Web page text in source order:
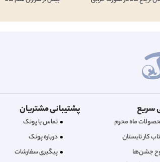
سریع
ماه محرم
کار تابستان
جشن‌ها
پشتیبانی مشتریان
تماس با پونک
درباره‌ پونک
پیگیری سفارشات